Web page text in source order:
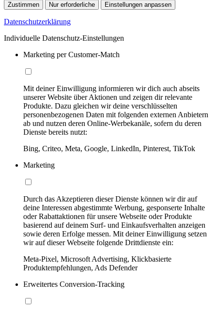
Zustimmen Nur erforderliche Einstellungen anpassen
Datenschutzerklärung
Individuelle Datenschutz-Einstellungen
Marketing per Customer-Match
Mit deiner Einwilligung informieren wir dich auch abseits
unserer Website über Aktionen und zeigen dir relevante
Produkte. Dazu gleichen wir deine verschlüsselten
personenbezogenen Daten mit folgenden externen Anbietern
ab und nutzen deren Online-Werbekanäle, sofern du deren
Dienste bereits nutzt:
Bing, Criteo, Meta, Google, LinkedIn, Pinterest, TikTok
Marketing
Durch das Akzeptieren dieser Dienste können wir dir auf
deine Interessen abgestimmte Werbung, gesponserte Inhalte
oder Rabattaktionen für unsere Webseite oder Produkte
basierend auf deinem Surf- und Einkaufsverhalten anzeigen
sowie deren Erfolge messen. Mit deiner Einwilligung setzen
wir auf dieser Webseite folgende Drittdienste ein:
Meta-Pixel, Microsoft Advertising, Klickbasierte
Produktempfehlungen, Ads Defender
Erweitertes Conversion-Tracking